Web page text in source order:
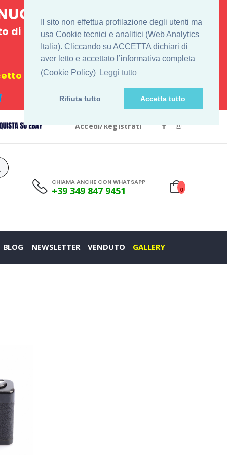
Il sito non effettua profilazione degli utenti ma
usa Cookie tecnici e analitici (Web Analytics
Italia). Cliccando su ACCETTA dichiari di
aver letto e accettato l’informativa completa
(Cookie Policy) Leggi tutto
Rifiuta tutto Accetta tutto
di ritiro
i festivi
Accedi/Registrati
CHIAMA ANCHE CON WHATSAPP
+39 349 847 9451 0
BLOG NEWSLETTER VENDUTO GALLERY